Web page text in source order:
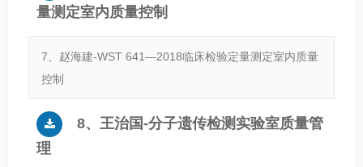
量测定室内质量控制
7、赵海建-WST 641—2018临床检验定量测定室内质量
控制
8、王治国-分子遗传检测实验室质量管
理